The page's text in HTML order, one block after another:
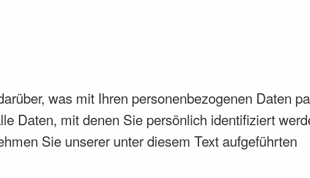
was mit Ihren personenbezogenen Daten
Daten, mit denen Sie persönlich identifiziert
Sie unserer unter diesem Text aufgeführten